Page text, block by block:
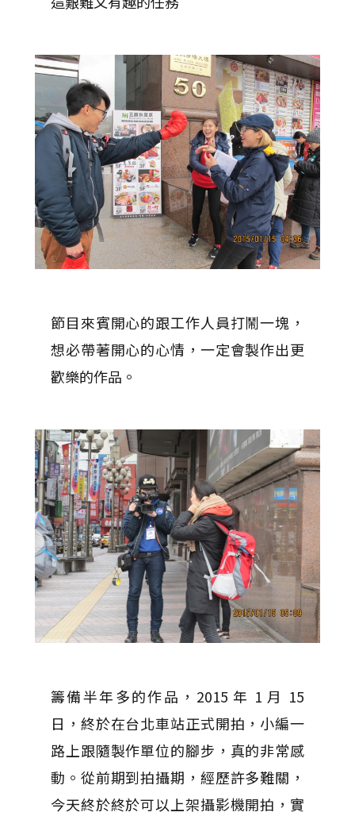
節目來賓開心的跟工作人員打鬧一塊，
想必帶著開心的心情，一定會製作出更
歡樂的作品。
籌備半年多的作品，2015 年 1 月 15
日，終於在台北車站正式開拍，小編一
路上跟隨製作單位的腳步，真的非常感
動。從前期到拍攝期，經歷許多難關，
今天終於終於可以上架攝影機開拍，實